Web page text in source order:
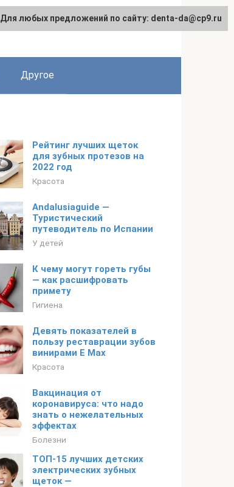
Другое
Рейтинг лучших щеток
для зубных протезов на
2022 год
Красота
Andalusiaguide —
Туристический
путеводитель по Испании
У детей
К чему могут гореть губы
— как расшифровать
примету
Гигиена
Девять показателей в
пользу реставрации зубов
винирами Е Мax
Красота
Вакцинация от
коронавируса: что надо
знать о нежелательных
эффектах
Болезни
ТОП-15 лучших детских
электрических зубных
щеток —
Для любых предложений по сайту: denta-da@cp9.ru